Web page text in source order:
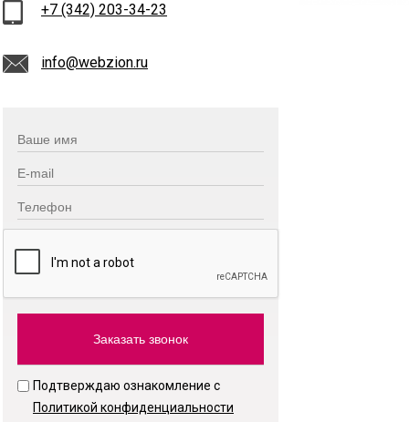
+7 (342) 203-34-23
info@webzion.ru
Подтверждаю ознакомление с
Политикой конфиденциальности